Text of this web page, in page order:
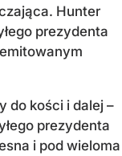
Hunter
prezydenta
do kości i dalej –
prezydenta
i pod wieloma